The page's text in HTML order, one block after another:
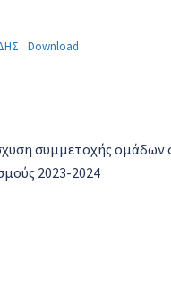
Download
συμμετοχής ομάδων
2023-2024